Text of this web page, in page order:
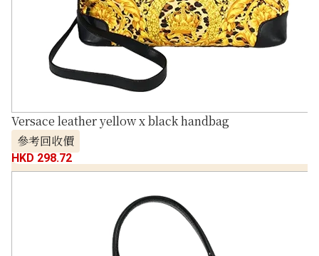
Versace leather yellow x black handbag
參考回收價
HKD 298.72